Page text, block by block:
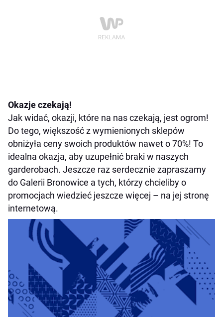
Okazje czekają!
Jak widać, okazji, które na nas czekają, jest ogrom!
Do tego, większość z wymienionych sklepów
obniżyła ceny swoich produktów nawet o 70%! To
idealna okazja, aby uzupełnić braki w naszych
garderobach. Jeszcze raz serdecznie zapraszamy
do Galerii Bronowice a tych, którzy chcieliby o
promocjach wiedzieć jeszcze więcej – na jej stronę
internetową.